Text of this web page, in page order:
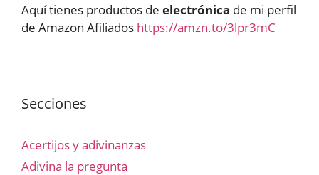
Aquí tienes productos de electrónica de mi perfil
de Amazon Afiliados https://amzn.to/3lpr3mC
Secciones
Acertijos y adivinanzas
Adivina la pregunta